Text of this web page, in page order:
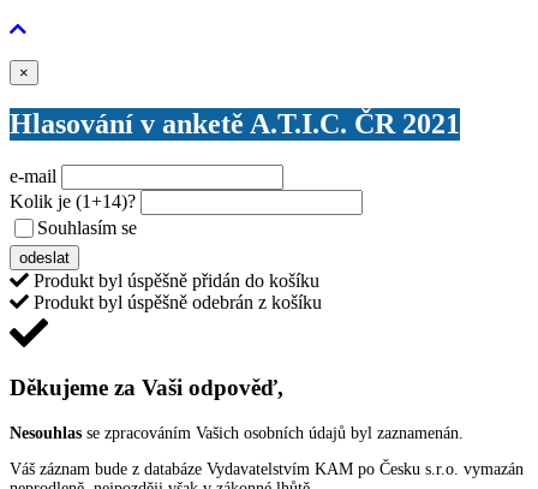
×
Hlasování v anketě A.T.I.C. ČR 2021
e-mail
Kolik je (1+14)?
Souhlasím se
odeslat
Produkt byl úspěšně přidán do košíku
Produkt byl úspěšně odebrán z košíku
Děkujeme za Vaši odpověď,
Nesouhlas se zpracováním Vašich osobních údajů byl zaznamenán.
Váš záznam bude z databáze Vydavatelstvím KAM po Česku s.r.o. vymazán